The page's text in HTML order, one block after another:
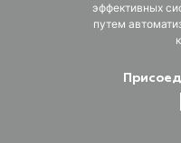
эффективных
путем